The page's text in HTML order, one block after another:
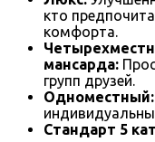
кто
комфорта.
мансарда:
групп друзей.
Одноместный:
Стандарт 5